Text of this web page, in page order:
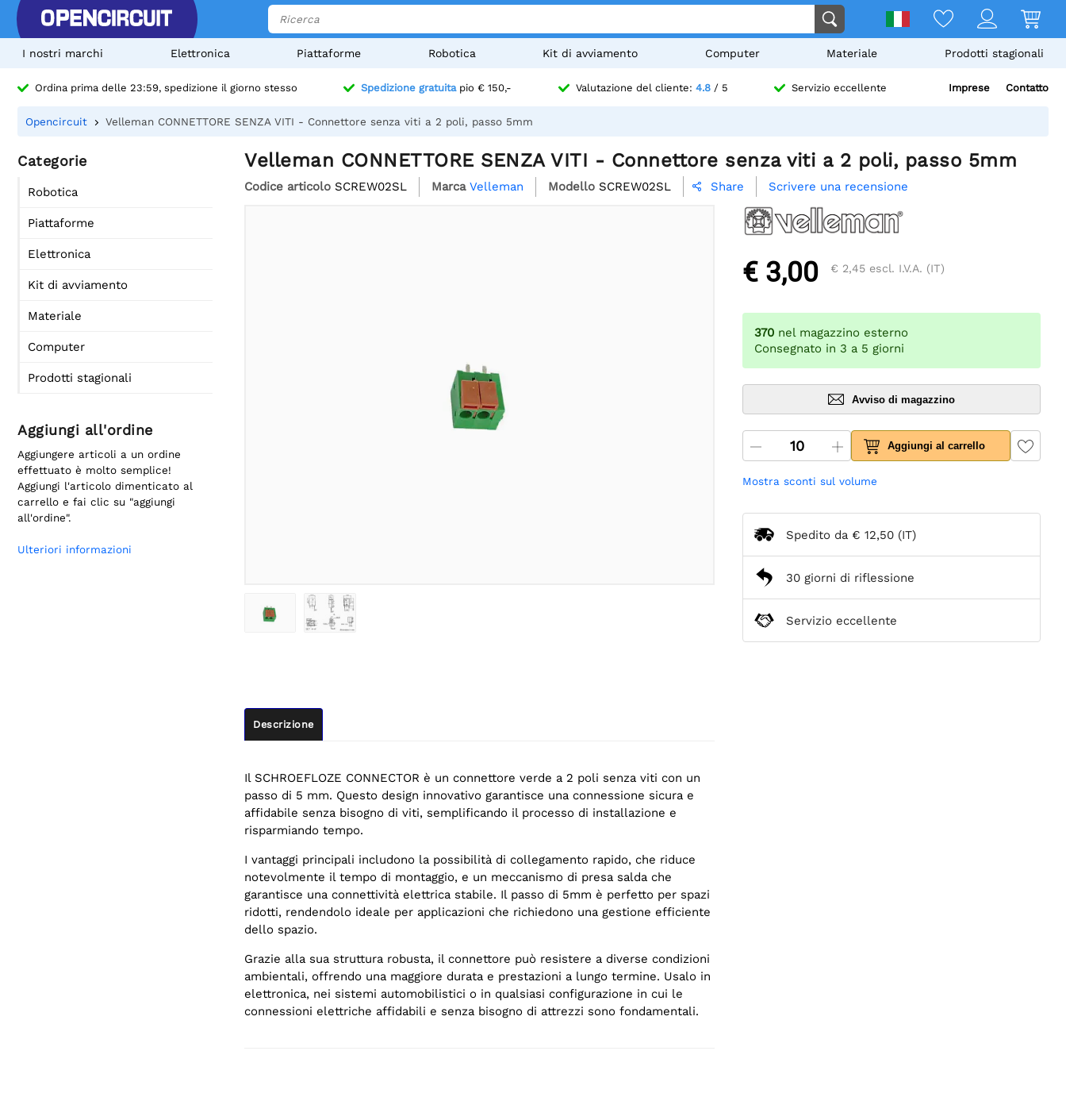
I nostri marchi Elettronica Piattaforme Robotica Kit di avviamento Computer Materiale Prodotti stagionali
Ordina prima delle 23:59, spedizione il giorno stesso Spedizione gratuitapio € 150,- Valutazione del cliente: 4.8/ 5 Servizio eccellente Imprese Contatto
Opencircuit Velleman CONNETTORE SENZA VITI - Connettore senza viti a 2 poli, passo 5mm
Categorie
Robotica
Piattaforme
Elettronica
Kit di avviamento
Materiale
Computer
Prodotti stagionali
Aggiungi all'ordine
Aggiungere articoli a un ordine
effettuato è molto semplice!
Aggiungi l'articolo dimenticato al
carrello e fai clic su "aggiungi
all'ordine".
Ulteriori informazioni
Velleman CONNETTORE SENZA VITI - Connettore senza viti a 2 poli, passo 5mm
Codice articolo SCREW02SL Marca Velleman Modello SCREW02SL  Share Scrivere una recensione
Descrizione
Il SCHROEFLOZE CONNECTOR è un connettore verde a 2 poli senza viti con un
passo di 5 mm. Questo design innovativo garantisce una connessione sicura e
affidabile senza bisogno di viti, semplificando il processo di installazione e
risparmiando tempo.
I vantaggi principali includono la possibilità di collegamento rapido, che riduce
notevolmente il tempo di montaggio, e un meccanismo di presa salda che
garantisce una connettività elettrica stabile. Il passo di 5mm è perfetto per spazi
ridotti, rendendolo ideale per applicazioni che richiedono una gestione efficiente
dello spazio.
Grazie alla sua struttura robusta, il connettore può resistere a diverse condizioni
ambientali, offrendo una maggiore durata e prestazioni a lungo termine. Usalo in
elettronica, nei sistemi automobilistici o in qualsiasi configurazione in cui le
connessioni elettriche affidabili e senza bisogno di attrezzi sono fondamentali.
€ 3,00 € 2,45 escl. I.V.A. (IT)
370 nel magazzino esterno
Consegnato in 3 a 5 giorni
Avviso di magazzino
Aggiungi al carrello
Mostra sconti sul volume
Spedito da € 12,50 (IT)
30 giorni di riflessione
Servizio eccellente